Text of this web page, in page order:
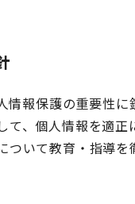
報保護の重要性
、個人情報を適正
いて教育・指導